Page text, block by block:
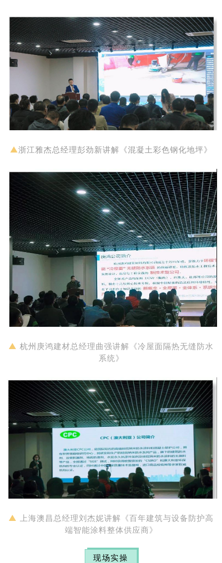
▲浙江雅杰总经理彭劲新讲解《混凝土彩色钢化地坪》
▲ 杭州 庚鸿建材总经理曲强讲解《冷屋面隔热无缝防水
系统》
▲ 上海澳昌总经理刘杰妮讲解《百年建筑与设备防护高
端智能涂料整体供应商》
现场实操